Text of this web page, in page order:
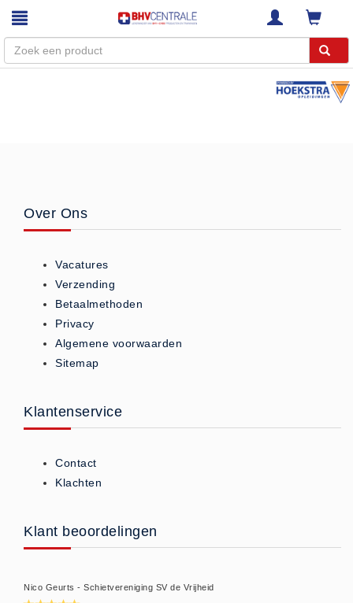
Diensten
RI&E
Bedrijfsnoodplannen
VCA Trajecten
ISO 9001 Begeleiding
Inspectiecentrale
Ons Team
Nieuws
Contact
Klachten
Privacy
Retourneren
Over Ons
Vacatures
Verzending
Betaalmethoden
Privacy
Algemene voorwaarden
Sitemap
Klantenservice
Contact
Klachten
Klant beoordelingen
Nico Geurts - Schietvereniging SV de Vrijheid